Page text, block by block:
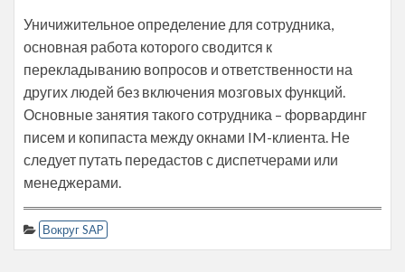
Уничижительное определение для сотрудника,
основная работа которого сводится к
перекладыванию вопросов и ответственности на
других людей без включения мозговых функций.
Основные занятия такого сотрудника – форвардинг
писем и копипаста между окнами IM-клиента. Не
следует путать передастов с диспетчерами или
менеджерами.
Вокруг SAP